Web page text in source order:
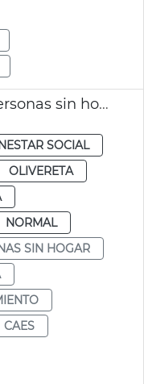
60 nuevas plazas para personas sin hogar
SOCIAL
OLIVERETA
NORMAL
SIN HOGAR
CAES